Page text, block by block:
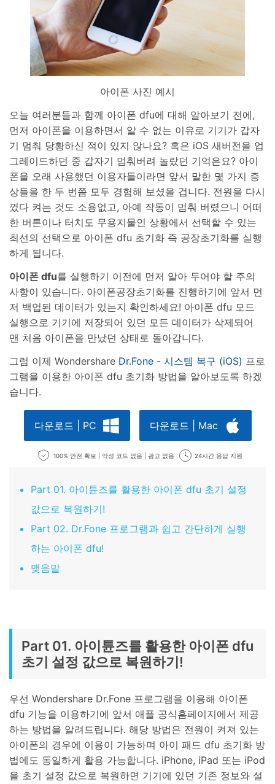
아이폰 사진 예시
오늘 여러분들과 함께 아이폰 dfu에 대해 알아보기 전에,
먼저 아이폰을 이용하면서 알 수 없는 이유로 기기가 갑자
기 멈춰 당황하신 적이 있지 않나요? 혹은 iOS 새버전을 업
그레이드하던 중 갑자기 멈춰버려 놀랐던 기억은요? 아이
폰을 오래 사용했던 이용자들이라면 앞서 말한 몇 가지 증
상들을 한 두 번쯤 모두 경험해 보셨을 겁니다. 전원을 다시
껐다 켜는 것도 소용없고, 아예 작동이 멈춰 버렸으니 어떠
한 버튼이나 터치도 무용지물인 상황에서 선택할 수 있는
최선의 선택으로 아이폰 dfu 초기화 즉 공장초기화를 실행
하게 됩니다.
아이폰 dfu를 실행하기 이전에 먼저 알아 두어야 할 주의
사항이 있습니다. 아이폰공장초기화를 진행하기에 앞서 먼
저 백업된 데이터가 있는지 확인하세요! 아이폰 dfu 모드
실행으로 기기에 저장되어 있던 모든 데이터가 삭제되어
맨 처음 아이폰을 만났던 상태로 돌아갑니다.
그럼 이제 Wondershare Dr.Fone - 시스템 복구 (iOS) 프로
그램을 이용한 아이폰 dfu 초기화 방법을 알아보도록 하겠
습니다.
다운로드 | PC 다운로드 | Mac
100% 안전 확보 | 악성 코드 없음 | 광고 없음 24시간 응답 지원
Part 01. 아이튠즈를 활용한 아이폰 dfu 초기 설정
값으로 복원하기!
Part 02. Dr.Fone 프로그램과 쉽고 간단하게 실행
하는 아이폰 dfu!
맺음말
Part 01. 아이튠즈를 활용한 아이폰 dfu
초기 설정 값으로 복원하기!
우선 Wondershare Dr.Fone 프로그램을 이용해 아이폰
dfu 기능을 이용하기에 앞서 애플 공식홈페이지에서 제공
하는 방법을 알려드립니다. 해당 방법은 전원이 켜져 있는
아이폰의 경우에 이용이 가능하며 아이 패드 dfu 초기화 방
법에도 동일하게 활용 가능합니다. iPhone, iPad 또는 iPod
을 초기 설정 값으로 복원하면 기기에 있던 기존 정보와 설